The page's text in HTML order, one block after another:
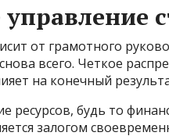
от грамотного
всего. Четкое
на конечный
ресурсов, будь то
залогом